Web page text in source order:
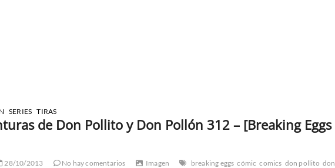
SERIES TIRAS
de Don Pollito y Don Pollón 312 – [Breaking Eggs
28/10/2013 No hay comentarios Imagen breaking eggs cómic comics don pollito don